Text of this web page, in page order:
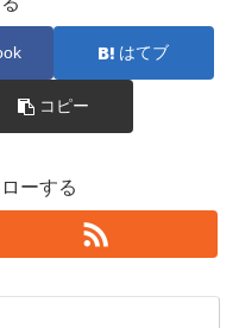
はてブ
コピー
ーする